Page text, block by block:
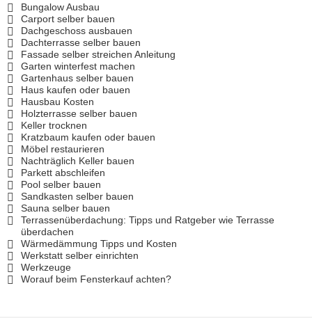
Bungalow Ausbau
Carport selber bauen
Dachgeschoss ausbauen
Dachterrasse selber bauen
Fassade selber streichen Anleitung
Garten winterfest machen
Gartenhaus selber bauen
Haus kaufen oder bauen
Hausbau Kosten
Holzterrasse selber bauen
Keller trocknen
Kratzbaum kaufen oder bauen
Möbel restaurieren
Nachträglich Keller bauen
Parkett abschleifen
Pool selber bauen
Sandkasten selber bauen
Sauna selber bauen
Terrassenüberdachung: Tipps und Ratgeber wie Terrasse
überdachen
Wärmedämmung Tipps und Kosten
Werkstatt selber einrichten
Werkzeuge
Worauf beim Fensterkauf achten?